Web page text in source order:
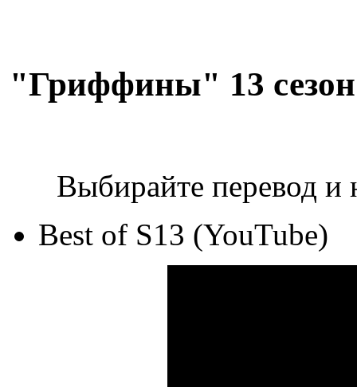
"Гриффины" 13 сезон
Выбирайте перевод и
Best of S13 (YouTube)